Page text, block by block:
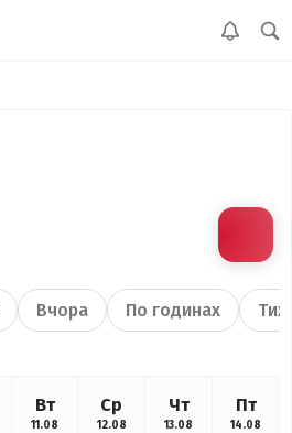
Вчора По годинах
Вт
11.08
Ср
12.08
Чт
13.08
Пт
14.08